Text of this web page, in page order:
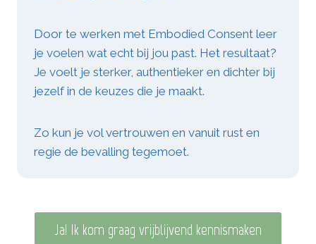
Door te werken met Embodied Consent leer
je voelen wat echt bij jou past. Het resultaat?
Je voelt je sterker, authentieker en dichter bij
jezelf in de keuzes die je maakt.
Zo kun je vol vertrouwen en vanuit rust en
regie de bevalling tegemoet.
Ja! Ik kom graag vrijblijvend kennismaken